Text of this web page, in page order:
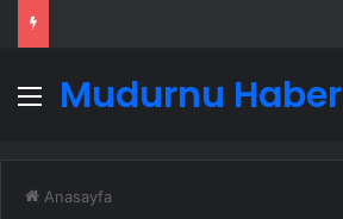
MenüMudurnu Haber
Anasayfa